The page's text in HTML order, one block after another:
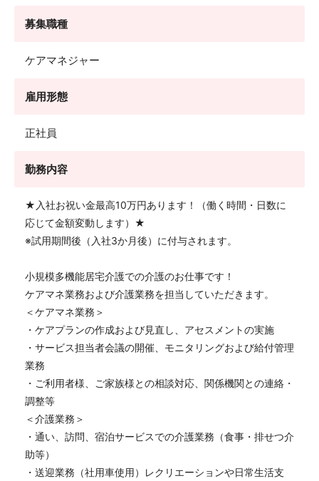
募集職種
ケアマネジャー
雇用形態
正社員
勤務内容
★入社お祝い金最高10万円あります！（働く時間・日数に
応じて金額変動します）★
※試用期間後（入社3か月後）に付与されます。
小規模多機能居宅介護での介護のお仕事です！
ケアマネ業務および介護業務を担当していただきます。
＜ケアマネ業務＞
・ケアプランの作成および見直し、アセスメントの実施
・サービス担当者会議の開催、モニタリングおよび給付管理
業務
・ご利用者様、ご家族様との相談対応、関係機関との連絡・
調整等
＜介護業務＞
・通い、訪問、宿泊サービスでの介護業務（食事・排せつ介
助等）
・送迎業務（社用車使用）レクリエーションや日常生活支